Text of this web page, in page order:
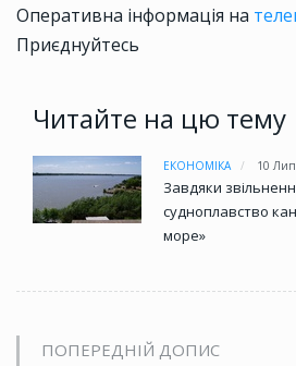
Оперативна інформація на
Приєднуйтесь
Читайте на цю тему
ЕКОНОМІКА 10
Завдяки
судноплавство
море»
ПОПЕРЕДНІЙ ДОПИС